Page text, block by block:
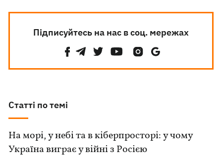
Підписуйтесь на нас в соц. мережах
Статті по темі
На морі, у небі та в кіберпросторі: у чому
Україна виграє у війні з Росією